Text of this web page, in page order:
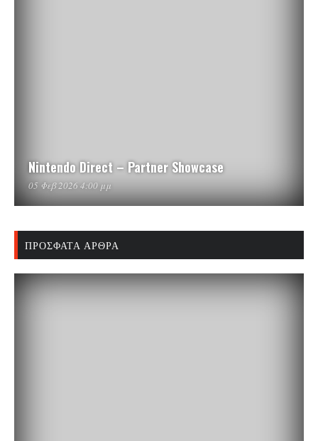
Nintendo Direct – Partner Showcase
05 Φεβ 2026 4:00 μμ
ΠΡΌΣΦΑΤΑ ΆΡΘΡΑ